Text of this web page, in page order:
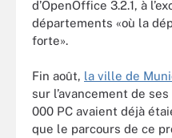
d’OpenOffice 3.2.1, à
départements «où la
forte».
Fin août, la ville de
sur l’avancement de
000 PC avaient déjà
que le parcours de ce